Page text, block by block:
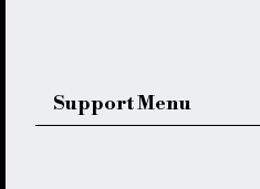
Support Menu